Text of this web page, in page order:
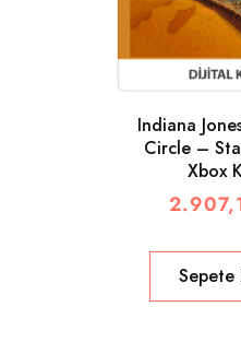
Indiana
Circle –
Xbox
Sepete